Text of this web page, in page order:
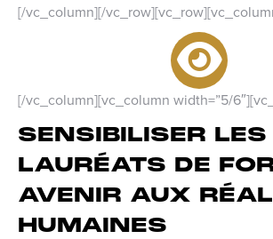
[/vc_column][/
[/vc_column][vc_column width=”5/
SENSIBILISER LES
LAURÉATS DE
AVENIR AUX
HUMAINES